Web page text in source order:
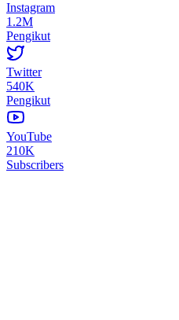
Instagram
1.2M
Pengikut
Twitter
540K
Pengikut
YouTube
210K
Subscribers